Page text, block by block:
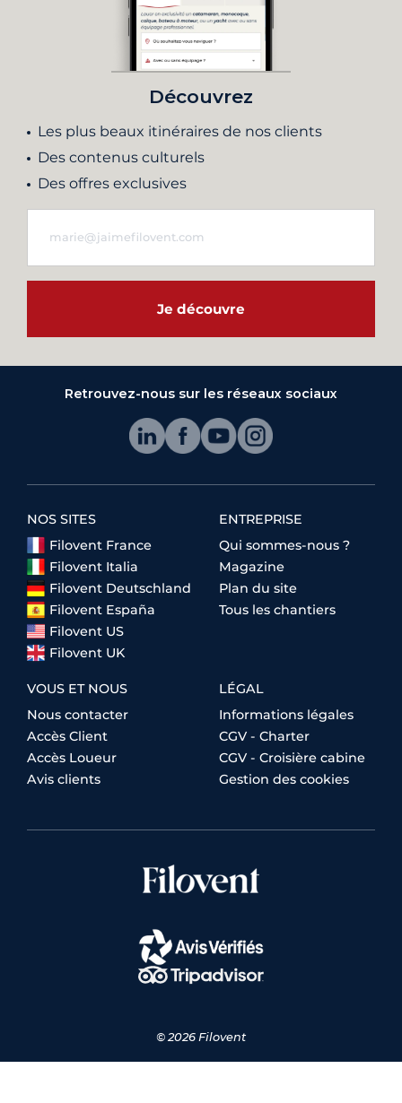
Découvrez
Les plus beaux itinéraires de nos clients
Des contenus culturels
Des offres exclusives
Je découvre
Retrouvez-nous sur les réseaux sociaux
NOS SITES
Filovent France
Filovent Italia
Filovent Deutschland
Filovent España
Filovent US
Filovent UK
ENTREPRISE
Qui sommes-nous ?
Magazine
Plan du site
Tous les chantiers
VOUS ET NOUS
Nous contacter
Accès Client
Accès Loueur
Avis clients
LÉGAL
Informations légales
CGV - Charter
CGV - Croisière cabine
Gestion des cookies
© 2026 Filovent